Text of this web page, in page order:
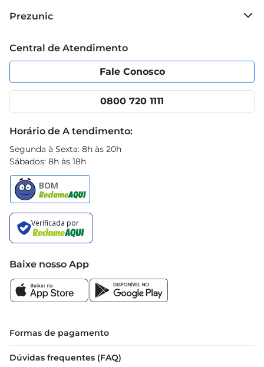
Grupo Cencosud
Política de Privacidade
Portal do fornecedor
Cencosud Media
Prezunic
Código de Ética
App Prezunic
Central de Atendimento
Fale Conosco
0800 720 1111
Horário de A tendimento:
Segunda à Sexta: 8h às 20h
Sábados: 8h às 18h
Baixe nosso App
Formas de pagamento
Dúvidas frequentes (FAQ)